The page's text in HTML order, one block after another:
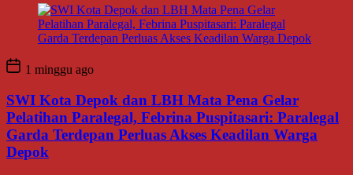
1 minggu ago
SWI Kota Depok dan LBH Mata Pena Gelar
Pelatihan Paralegal, Febrina Puspitasari: Paralegal
Garda Terdepan Perluas Akses Keadilan Warga
Depok